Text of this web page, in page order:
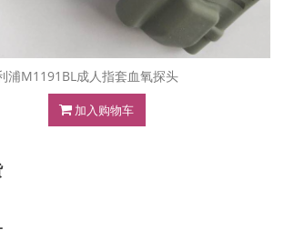
浦M1191BL成人指套血氧探头
加入购物车